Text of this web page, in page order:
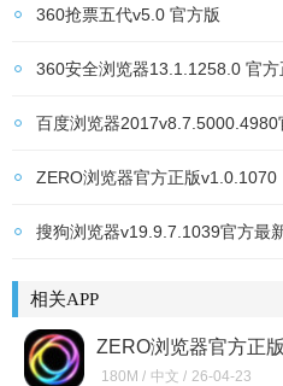
360抢票五代v5.0 官方版
360安全浏览器13.1.1258.0 官方
百度浏览器2017v8.7.5000.4980
ZERO浏览器官方正版v1.0.1070
搜狗浏览器v19.9.7.1039官方最
相关APP
ZERO浏览器官方正
180M / 中文 / 26-04-23